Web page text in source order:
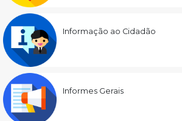
Informação ao Cidadão
Informes Gerais